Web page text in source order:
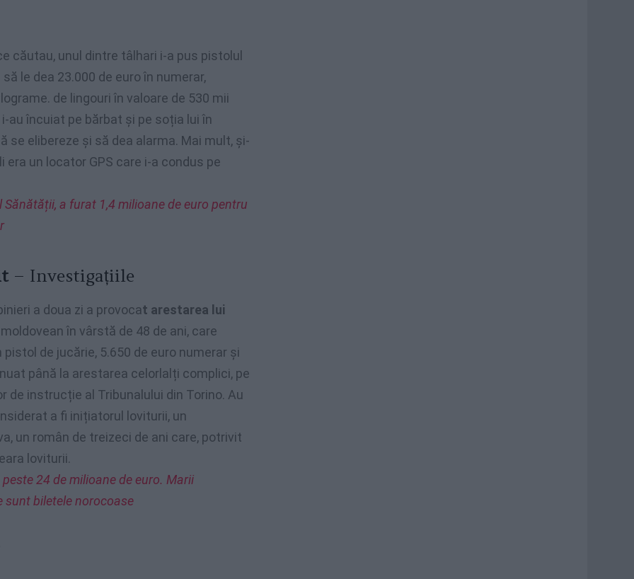
căutau, unul dintre tâlhari i-a pus pistolul
le dea 23.000 de euro în numerar,
de lingouri în valoare de 530 mii
au încuiat pe bărbat și pe soția lui în
se elibereze și să dea alarma. Mai mult, și-
un locator GPS care i-a condus pe
a furat 1,4 milioane de euro pentru
– Investigațiile
a doua zi a provocat arestarea lui
în vârstă de 48 de ani, care
de jucărie, 5.650 de euro numerar și
până la arestarea celorlalți complici, pe
de instrucție al Tribunalului din Torino. Au
a fi inițiatorul loviturii, un
un român de treizeci de ani care, potrivit
loviturii.
peste 24 de milioane de euro. Marii
sunt biletele norocoase